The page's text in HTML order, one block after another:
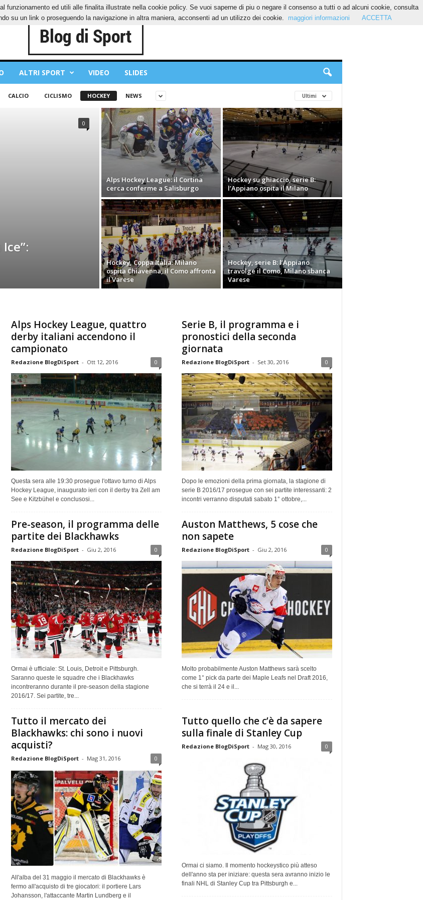
POLICY
ALTRI SPORT VIDEO SLIDES
CALCIO CICLISMO HOCKEY NEWS Ultimi
0
Alps Hockey League: il Cortina
cerca conferme a Salisburgo
Hockey su ghiaccio, serie B:
l’Appiano ospita il Milano
Hockey, Coppa Italia: Milano
ospita Chiavenna, il Como affronta
il Varese
Hockey, serie B: l’Appiano
travolge il Como, Milano sbanca
Varese
Alps Hockey League, quattro
derby italiani accendono il
campionato
Redazione BlogDiSport - Ott 12, 2016 0
Questa sera alle 19:30 prosegue l'ottavo turno di Alps
Hockey League, inaugurato ieri con il derby tra Zell am
See e Kitzbühel e conclusosi...
Serie B, il programma e i
pronostici della seconda
giornata
Redazione BlogDiSport - Set 30, 2016 0
Dopo le emozioni della prima giornata, la stagione di
serie B 2016/17 prosegue con sei partite interessanti: 2
incontri verranno disputati sabato 1° ottobre,...
Pre-season, il programma delle
partite dei Blackhawks
Redazione BlogDiSport - Giu 2, 2016 0
Ormai è ufficiale: St. Louis, Detroit e Pittsburgh.
Saranno queste le squadre che i Blackhawks
incontreranno durante il pre-season della stagione
2016/17. Sei partite, tre...
Auston Matthews, 5 cose che
non sapete
Redazione BlogDiSport - Giu 2, 2016 0
Molto probabilmente Auston Matthews sarà scelto
come 1° pick da parte dei Maple Leafs nel Draft 2016,
che si terrà il 24 e il...
Tutto il mercato dei
Blackhawks: chi sono i nuovi
acquisti?
Redazione BlogDiSport - Mag 31, 2016 0
All'alba del 31 maggio il mercato di Blackhawks è
fermo all'acquisto di tre giocatori: il portiere Lars
Johansson, l'attaccante Martin Lundberg e il
Tutto quello che c’è da sapere
sulla finale di Stanley Cup
Redazione BlogDiSport - Mag 30, 2016 0
Ormai ci siamo. Il momento hockeystico più atteso
dell'anno sta per iniziare: questa sera avranno inizio le
finali NHL di Stanley Cup tra Pittsburgh e...
ed utili alle finalita illustrate nella cookie policy. Se vuoi saperne di piu o negare il consenso a tutti o ad alcuni cookie, consulta
su un link o proseguendo la navigazione in altra maniera, acconsenti ad un utilizzo dei cookie.
maggiori informazioni ACCETTA